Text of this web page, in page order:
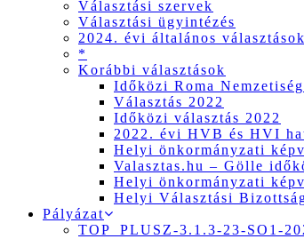
Választási szervek
Választási ügyintézés
2024. évi általános választások
*
Korábbi választások
Időközi Roma
Választás 2022
Időközi választás 2022
2022. évi HVB és HVI
Helyi önkormányzati
Valasztas.hu – Gölle
Helyi önkormányzati
Helyi Választási
Pályázat
TOP_PLUSZ-3.1.3-23-SO1-